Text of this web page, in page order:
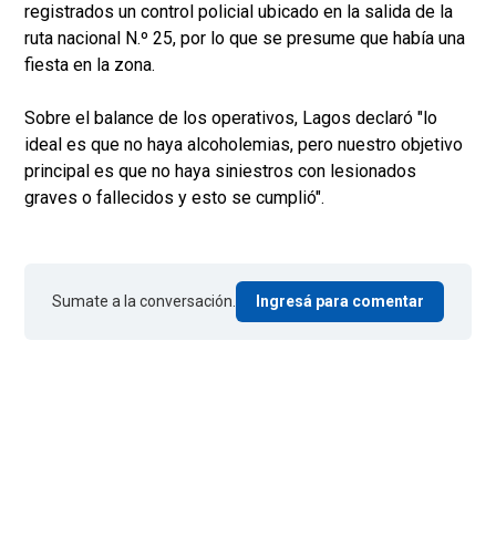
registrados un control policial ubicado en la salida de la
ruta nacional N.º 25, por lo que se presume que había una
fiesta en la zona.
Sobre el balance de los operativos, Lagos declaró "lo
ideal es que no haya alcoholemias, pero nuestro objetivo
principal es que no haya siniestros con lesionados
graves o fallecidos y esto se cumplió".
Sumate a la conversación. Ingresá para comentar